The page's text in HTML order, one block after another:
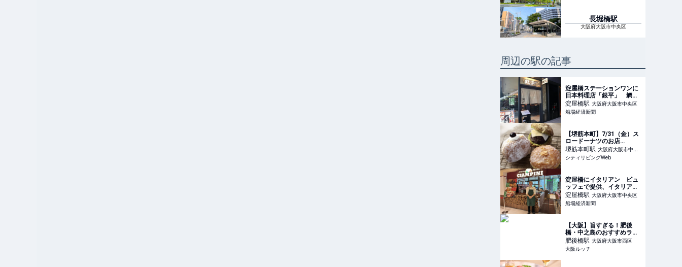
長堀橋駅
大阪府大阪市中央区
周辺の駅の記事
淀屋橋ステーションワンに
日本料理店「銀平」 鯛飯
が看板、大阪は5店舗目
淀屋橋駅 大阪府大阪市中央区
船場経済新聞
【堺筋本町】7/31（金）ス
ロードーナツのお店
「STANDARD DONUTS 堺
筋本町店」がオープン｜シ
ティリビングWeb
堺筋本町駅 大阪府大阪市中央
区
シティリビングWeb
淀屋橋にイタリアン ビュ
ッフェで提供、イタリア製
の釜で焼く3種のピザも
淀屋橋駅 大阪府大阪市中央区
船場経済新聞
【大阪】旨すぎる！肥後
橋・中之島のおすすめラー
メン8選！【実食】 ｜ 大阪
ルッチ
肥後橋駅 大阪府大阪市西区
大阪ルッチ